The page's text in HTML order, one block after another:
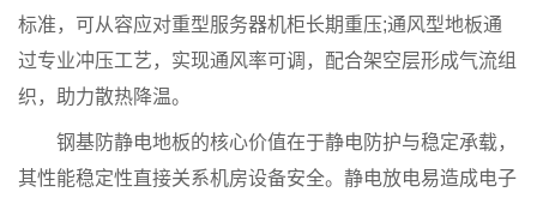
标准，可从容应对重型服务器机柜长期重压;通风型地板通
过专业冲压工艺，实现通风率可调，配合架空层形成气流组
织，助力散热降温。
钢基防静电地板的核心价值在于静电防护与稳定承载，
其性能稳定性直接关系机房设备安全。静电放电易造成电子